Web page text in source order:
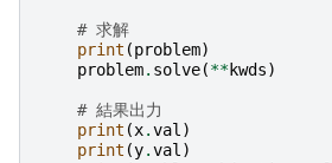
# 求解
print (problem)
problem. solve(**kwds)
# 結果出力
print (x.val )
print (y.val )